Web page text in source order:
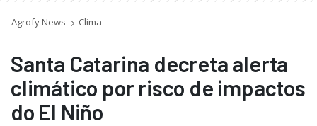
Agrofy News Clima
Santa Catarina decreta alerta
climático por risco de impactos
do El Niño